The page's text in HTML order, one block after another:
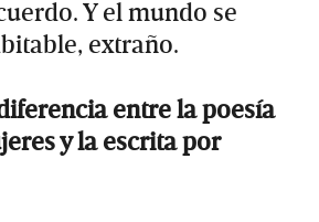
Y el mundo se
extraño.
entre la poesía
y la escrita por